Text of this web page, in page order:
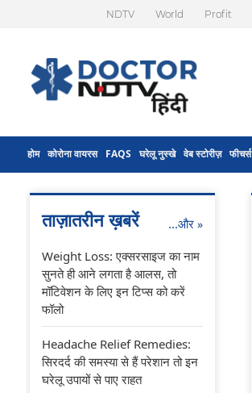
NDTV World Profit
होम कोरोना वायरस FAQS घरेलू नुस्खे वेब स्टोरीज़ फीचर्स
ताज़ातरीन ख़बरें ...और »
Weight Loss: एक्सरसाइज का नाम
सुनते ही आने लगता है आलस, तो
मॉटिवेशन के लिए इन टिप्स को करें
फॉलो
Headache Relief Remedies:
सिरदर्द की समस्या से हैं परेशान तो इन
घरेलू उपायों से पाए राहत